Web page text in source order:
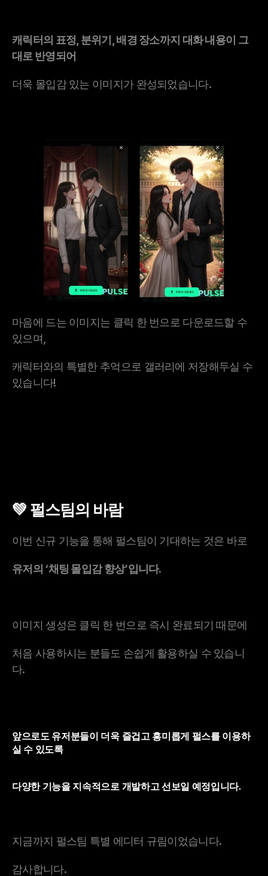
캐릭터의 표정, 분위기, 배경 장소까지 대화 내용이 그
대로 반영되어
더욱 몰입감 있는 이미지가 완성되었습니다.
마음에 드는 이미지는 클릭 한 번으로 다운로드할 수
있으며,
캐릭터와의 특별한 추억으로 갤러리에 저장해두실 수
있습니다!
💚 펄스팀의 바람
이번 신규 기능을 통해 펄스팀이 기대하는 것은 바로
유저의 ‘채팅 몰입감 향상’입니다.
이미지 생성은 클릭 한 번으로 즉시 완료되기 때문에
처음 사용하시는 분들도 손쉽게 활용하실 수 있습니
다.
앞으로도 유저분들이 더욱 즐겁고 흥미롭게 펄스를 이용하
실 수 있도록
다양한 기능을 지속적으로 개발하고 선보일 예정입니다.
지금까지 펄스팀 특별 에디터 규림이었습니다.
감사합니다.